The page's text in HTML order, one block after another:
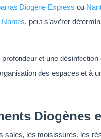
Diogène Express ou
Nantes, peut s’avérer
et une
des espaces et à
Diogènes
les moisissures, les